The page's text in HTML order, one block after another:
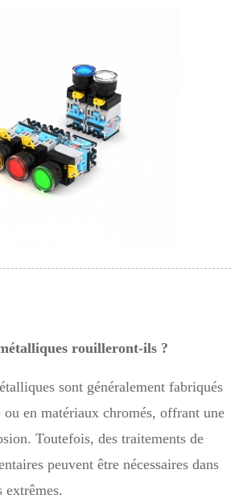
rouilleront-ils ?
sont généralement fabriqués
en matériaux chromés, offrant une
Toutefois, des traitements de
peuvent être nécessaires dans
extrêmes.